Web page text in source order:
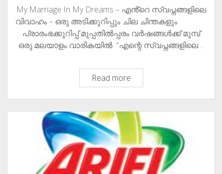
My Marriage In My Dreams – എൻ്റെ സ്വപ്നങ്ങളിലെ
വിവാഹം – ഒരു അടിക്കുറിപ്പും ചില ചിന്തകളും
പ്രാരംഭക്കുറിപ്പ് മുപ്പതിൽപ്പരം വർഷങ്ങൾക്ക് മുമ്പ്
ഒരു മലയാളം വാരികയിൽ “എന്റെ സ്വപ്നങ്ങളിലെ…
Read moreMy
Marriage
In
My
Dreams
–
എൻ്റെ
സ്വപ്നങ്ങളിലെ